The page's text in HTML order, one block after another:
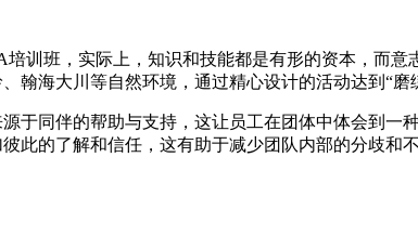
训班，实际上，知识和技能都是有形的资本，而
翰海大川等自然环境，通过精心设计的活动达到“磨
于同伴的帮助与支持，这让员工在团体中体会到
此的了解和信任，这有助于减少团队内部的分歧